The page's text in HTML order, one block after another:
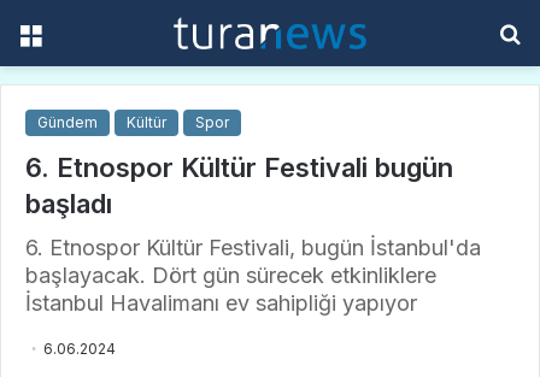
Gündem Kültür Spor
6. Etnospor Kültür Festivali bugün
başladı
6. Etnospor Kültür Festivali, bugün İstanbul'da
başlayacak. Dört gün sürecek etkinliklere
İstanbul Havalimanı ev sahipliği yapıyor
6.06.2024